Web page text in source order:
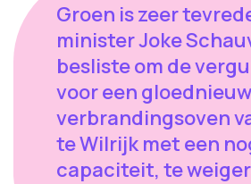
Groen is zeer
minister Joke
besliste om de
voor een
verbrandingsoven
te Wilrijk met een
capaciteit, te